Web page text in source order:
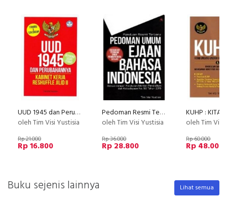
UUD 1945 dan Perubahannya Kabinet Kerja Reshuffle Jilid II
oleh Tim Visi Yustisia
Rp 21.000
Rp 16.800
Pedoman Resmi Terbaru: Pedoman Umum Ejaan Bahasa Indonesia
oleh Tim Visi Yustisia
Rp 36.000
Rp 28.800
oleh Tim Visi
Rp 60.000
Rp 48.000
Buku sejenis lainnya Lihat semua